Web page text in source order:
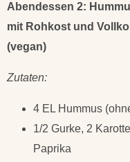
Abendessen 2:
mit Rohkost und
(vegan)
Zutaten:
4 EL Hummus
1/2 Gurke, 2
Paprika